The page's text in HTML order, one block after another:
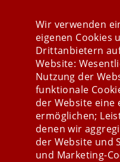
Stay
Wir verwenden
eigenen Cookies
Drittanbietern
Website:
Nutzung der
funktionale
der Website eine
ermöglichen;
denen wir
der Website und
und Marketing-